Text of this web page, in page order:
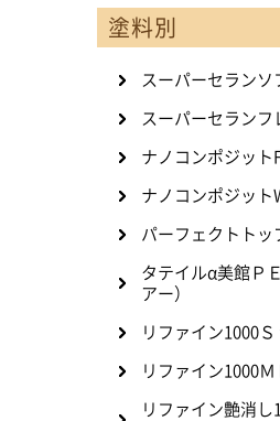
塗料別
スーパーセランソ
スーパーセランフ
ナノコンポジット
ナノコンポジット
パーフェクトトッ
タテイルα美館Ｐ
アー）
リファイン1000Ｓ
リファイン1000Ｍ
リファイン艶消し